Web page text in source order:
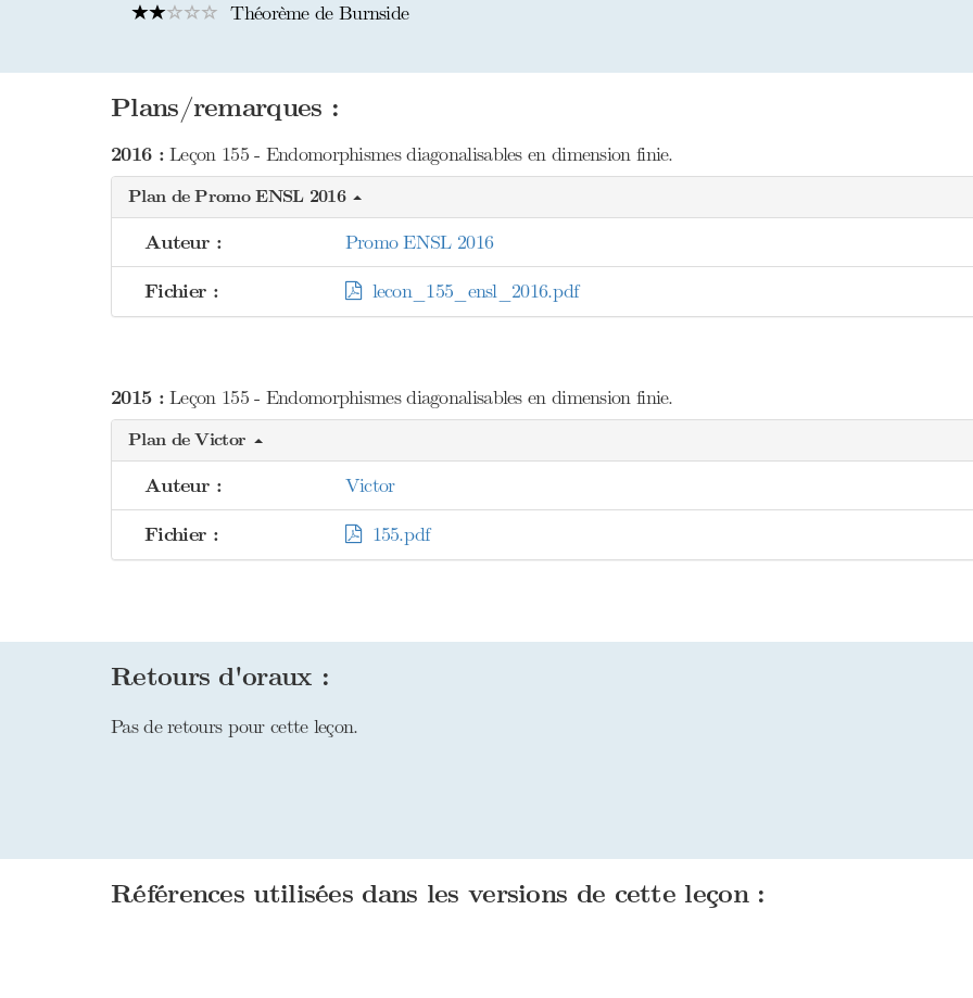
Théorème de Burnside
Plans/remarques :
2016 :Leçon 155 - Endomorphismes diagonalisables en dimension finie.
Plan de Promo ENSL 2016
Auteur : Promo ENSL 2016
Fichier : lecon_155_ensl_2016.pdf
2015 :Leçon 155 - Endomorphismes diagonalisables en dimension finie.
Plan de Victor
Auteur : Victor
Fichier : 155.pdf
Retours d'oraux :
Pas de retours pour cette leçon.
Références utilisées dans les versions de cette leçon :